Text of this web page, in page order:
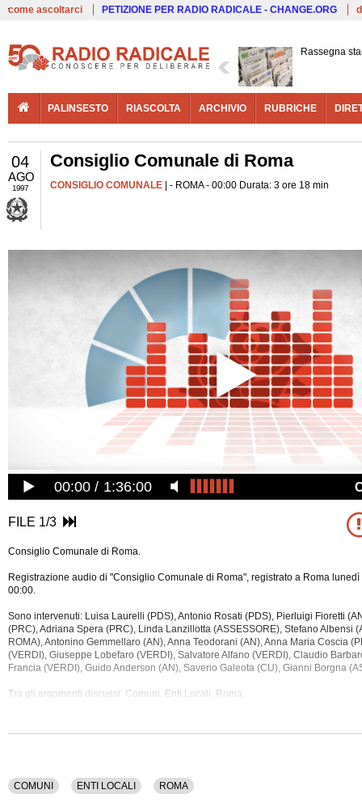
come ascoltarci PETIZIONE PER RADIO RADICALE - CHANGE.ORG
Rassegna
PALINSESTO RIASCOLTA ARCHIVIO RUBRICHE
04
AGO
1997
Consiglio Comunale di Roma
CONSIGLIO COMUNALE | - ROMA - 00:00 Durata: 3 ore 18 min
00:00 1:36:00
FILE 1/3
Consiglio Comunale di Roma.
Registrazione audio di "Consiglio Comunale di Roma", registrato a Roma
00:00.
Sono intervenuti: Luisa Laurelli (PDS), Antonio Rosati (PDS), Pierluigi Fioretti
(PRC), Adriana Spera (PRC), Linda Lanzillotta (ASSESSORE), Stefano Albensi
ROMA), Antonino Gemmellaro (AN), Anna Teodorani (AN), Anna Maria Coscia
(VERDI), Giuseppe Lobefaro (VERDI), Salvatore Alfano (VERDI), Claudio
Francia (VERDI), Guido Anderson (AN), Saverio Galeota (CU), Gianni Borgna
Tra gli argomenti discussi: Comuni, Enti Locali, Roma.
COMUNI ENTI LOCALI ROMA